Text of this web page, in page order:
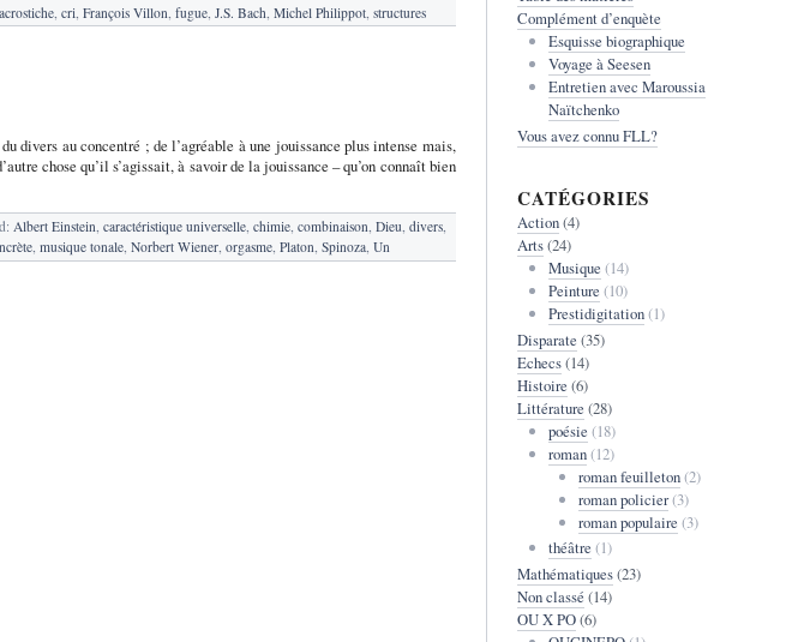
acrostiche, cri François Villon fugue, J.S. Bach Michel Philippot, structures
divers au concentré ; de l’agréable à une jouissance plus intense mais,
chose qu’il s’agissait, à savoir de la jouissance – qu’on connaît bien
Albert Einstein, caractéristique universelle, chimie, combinaison, Dieu, divers,
, musique tonale, Norbert Wiener, orgasme, Platon, Spinoza, Un
Complément d’enquète
Esquisse biographique
Voyage à Seesen
Entretien avec Maroussia
Naïtchenko
Vous avez connu FLL?
CATÉGORIES
Action(4)
Arts(24)
Musique (14)
Peinture (10)
Prestidigitation(1)
Disparate (35)
Echecs(14)
Histoire (6)
Littérature (28)
poésie (18)
roman(12)
roman feuilleton(2)
roman policier(3)
roman populaire (3)
théâtre (1)
Mathématiques(23)
Non classé (14)
OU X PO(6)